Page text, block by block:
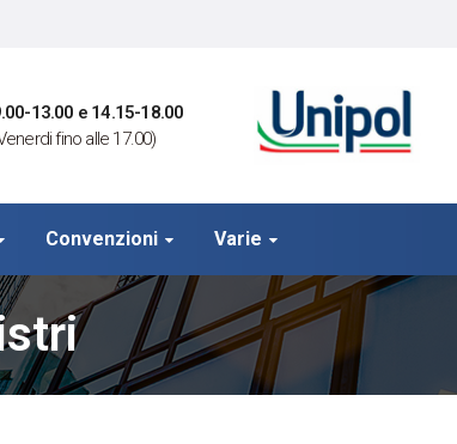
13.00 e 14.15-18.00
fino alle 17.00)
Convenzioni Varie